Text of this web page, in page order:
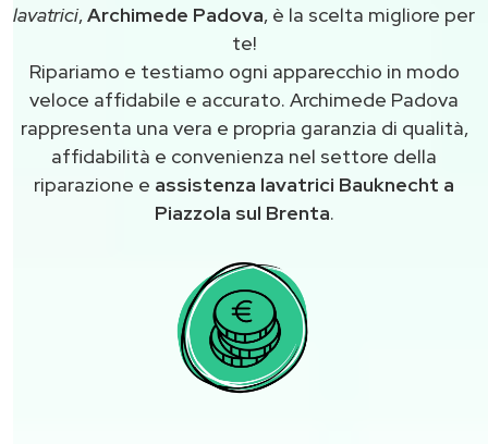
lavatrici,Archimede Padova, è la scelta migliore per
te!
Ripariamo e testiamo ogni apparecchio in modo
veloce affidabile e accurato. Archimede Padova
rappresenta una vera e propria garanzia di qualità,
affidabilità e convenienza nel settore della
riparazione e assistenza lavatrici Bauknecht a
Piazzola sul Brenta.